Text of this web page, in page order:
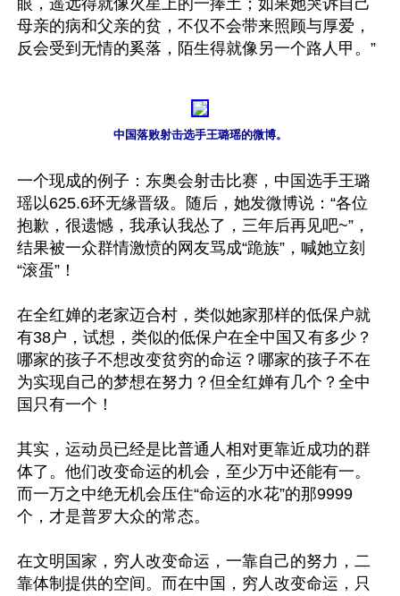
眼，遥远得就像火星上的一捧土；如果她哭诉自己
母亲的病和父亲的贫，不仅不会带来照顾与厚爱，
反会受到无情的奚落，陌生得就像另一个路人甲。”
中国落败射击选手王璐瑶的微博。
一个现成的例子：东奥会射击比赛，中国选手王璐
瑶以625.6环无缘晋级。随后，她发微博说：“各位
抱歉，很遗憾，我承认我怂了，三年后再见吧~”，
结果被一众群情激愤的网友骂成“跪族”，喊她立刻
“滚蛋”！
在全红婵的老家迈合村，类似她家那样的低保户就
有38户，试想，类似的低保户在全中国又有多少？
哪家的孩子不想改变贫穷的命运？哪家的孩子不在
为实现自己的梦想在努力？但全红婵有几个？全中
国只有一个！
其实，运动员已经是比普通人相对更靠近成功的群
体了。他们改变命运的机会，至少万中还能有一。
而一万之中绝无机会压住“命运的水花”的那9999
个，才是普罗大众的常态。
在文明国家，穷人改变命运，一靠自己的努力，二
靠体制提供的空间。而在中国，穷人改变命运，只